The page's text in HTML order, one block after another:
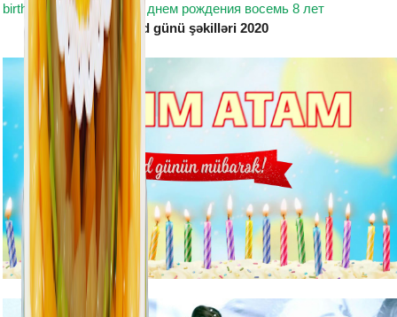
birthday eight 8th year, с днем рождения восемь 8 лет
Ad günü şəkilləri 2020